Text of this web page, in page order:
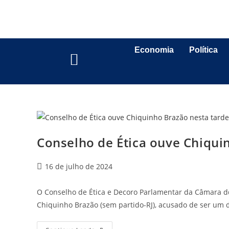
Economia Política
Conselho de Ética ouve
16 de julho de 2024
O Conselho de Ética e Decoro Parlamentar da
Chiquinho Brazão (sem partido-RJ), acusado de ser